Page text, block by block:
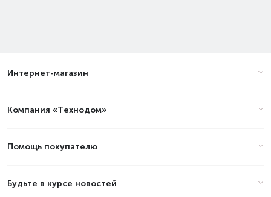
Интернет-магазин
Компания «Технодом»
Помощь покупателю
Будьте в курсе новостей